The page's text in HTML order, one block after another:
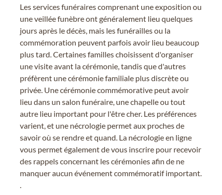
Les services funéraires comprenant une exposition ou
une veillée funèbre ont généralement lieu quelques
jours après le décès, mais les funérailles ou la
commémoration peuvent parfois avoir lieu beaucoup
plus tard. Certaines familles choisissent d'organiser
une visite avant la cérémonie, tandis que d'autres
préfèrent une cérémonie familiale plus discrète ou
privée. Une cérémonie commémorative peut avoir
lieu dans un salon funéraire, une chapelle ou tout
autre lieu important pour l'être cher. Les préférences
varient, et une nécrologie permet aux proches de
savoir où se rendre et quand. La nécrologie en ligne
vous permet également de vous inscrire pour recevoir
des rappels concernant les cérémonies afin de ne
manquer aucun événement commémoratif important.